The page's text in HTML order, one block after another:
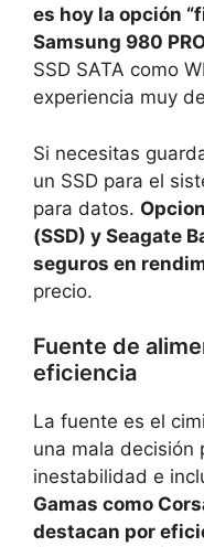
es hoy la opción
Samsung 980
SSD SATA como
experiencia muy
Si necesitas
un SSD para el
para datos.
(SSD) y Seagate
seguros en
precio.
Fuente de
eficiencia
La fuente es el
una mala decisión
inestabilidad e
Gamas como
destacan por